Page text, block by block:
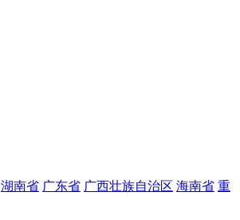
湖南省 广东省 广西壮族自治区 海南省 重